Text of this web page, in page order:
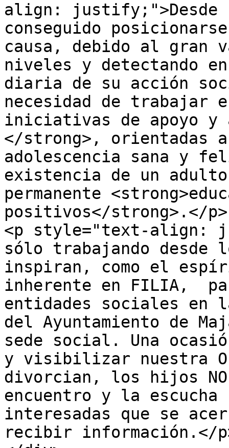
align:
conseguido
causa, debido al gran
niveles y detectando
diaria de su acción
necesidad de trabajar
iniciativas de apoyo y
</strong>, orientadas
adolescencia sana y
existencia de un adulto
permanente
positivos</strong>.</p>
<p style="text-align:
sólo trabajando desde
inspiran, como el
inherente en FILIA,
entidades sociales en
del Ayuntamiento de
sede social. Una
y visibilizar nuestra
divorcian, los hijos
encuentro y la escucha
interesadas que se
recibir información.</